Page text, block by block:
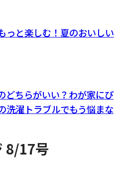
っと楽しむ！夏のおいしい
どちらがいい？わが家にぴ
洗濯トラブルでもう悩まな
8/17号